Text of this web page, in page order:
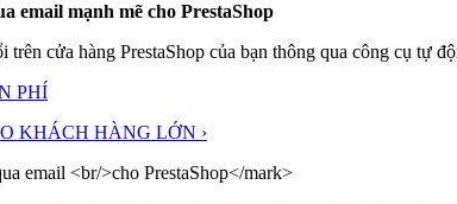
email mạnh mẽ cho PrestaShop
cửa hàng PrestaShop của bạn thông qua công cụ tự
PHÍ
KHÁCH HÀNG LỚN ›